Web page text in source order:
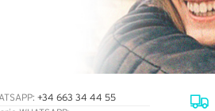
+34 663 34 44 55